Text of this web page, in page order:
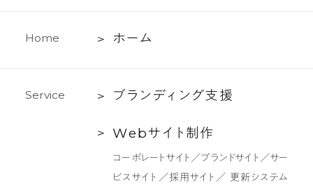
Home
ホ
ホーム
Service
ブ
ン
ブラ ン ディ ン グ支援
Web
Webサ イ ト 制 作
コーポレートサイト／ブランドサイト／サー
ビスサイト／採用サイト／ 更新システム